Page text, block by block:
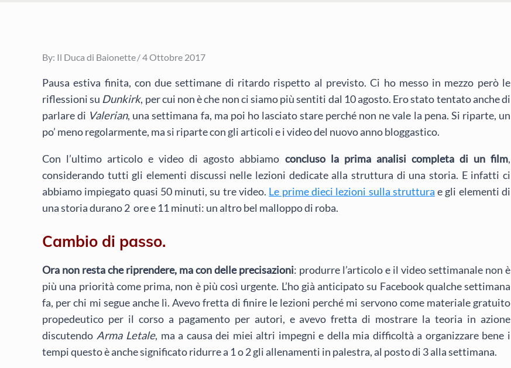
By: Il Duca di Baionette Posted
4 Ottobre 2017
Pausa estiva finita, con due settimane di ritardo rispetto al previsto. Ci ho messo in mezzo però le
riflessioni su Dunkirk, per cui non è che non ci siamo più sentiti dal 10 agosto. Ero stato tentato anche di
parlare di Valerian, una settimana fa, ma poi ho lasciato stare perché non ne vale la pena. Si riparte, un
po’ meno regolarmente, ma si riparte con gli articoli e i video del nuovo anno bloggastico.
Con l’ultimo articolo e video di agosto abbiamo concluso la prima analisi completa di un film,
considerando tutti gli elementi discussi nelle lezioni dedicate alla struttura di una storia. E infatti ci
abbiamo impiegato quasi 50 minuti, su tre video. Le prime dieci lezioni sulla struttura e gli elementi di
una storia durano 2 ore e 11 minuti: un altro bel malloppo di roba.
Cambio di passo.
Ora non resta che riprendere, ma con delle precisazioni: produrre l’articolo e il video settimanale non è
più una priorità come prima, non è più così urgente. L’ho già anticipato su Facebook qualche settimana
fa, per chi mi segue anche lì. Avevo fretta di finire le lezioni perché mi servono come materiale gratuito
propedeutico per il corso a pagamento per autori, e avevo fretta di mostrare la teoria in azione
discutendo Arma Letale, ma a causa dei miei altri impegni e della mia difficoltà a organizzare bene i
tempi questo è anche significato ridurre a 1 o 2 gli allenamenti in palestra, al posto di 3 alla settimana.